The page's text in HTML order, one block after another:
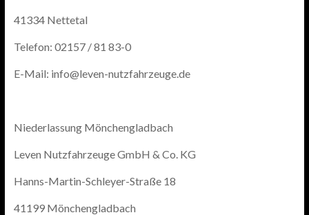
41334 Nettetal
Telefon: 02157 / 81 83-0
E-Mail: info@leven-nutzfahrzeuge.de
Niederlassung Mönchengladbach
Leven Nutzfahrzeuge GmbH & Co. KG
Hanns-Martin-Schleyer-Straße 18
41199 Mönchengladbach